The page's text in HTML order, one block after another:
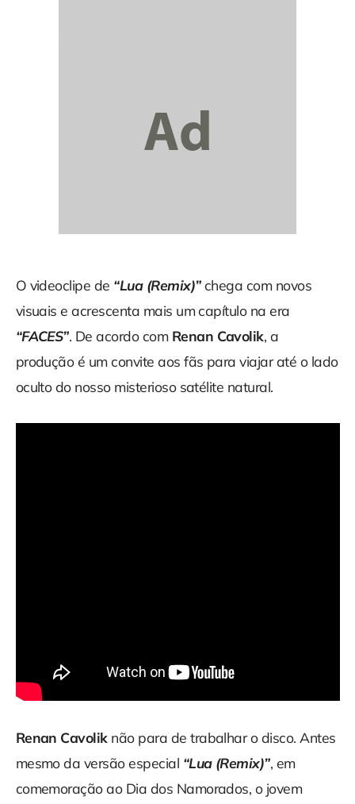
O videoclipe de “Lua (Remix)”chega com novos
visuais e acrescenta mais um capítulo na era
“FACES”. De acordo com Renan Cavolik, a
produção é um convite aos fãs para viajar até o lado
oculto do nosso misterioso satélite natural.
Renan Cavolik não para de trabalhar o disco. Antes
mesmo da versão especial “Lua (Remix)”, em
comemoração ao Dia dos Namorados, o jovem